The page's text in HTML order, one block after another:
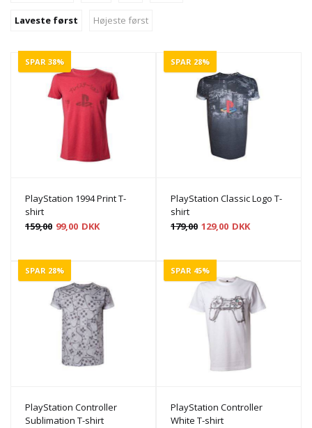
Laveste først Højeste først
SPAR 38%
PlayStation 1994 Print T-
shirt
159,00 99,00 DKK
SPAR 28%
PlayStation Classic Logo T-
shirt
179,00 129,00 DKK
SPAR 28%
PlayStation Controller
Sublimation T-shirt
SPAR 45%
PlayStation Controller
White T-shirt